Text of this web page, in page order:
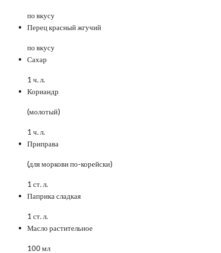
по вкусу
Перец красный жгучий
по вкусу
Сахар
1 ч. л.
Кориандр
(молотый)
1 ч. л.
Приправа
(для моркови по-корейски)
1 ст. л.
Паприка сладкая
1 ст. л.
Масло растительное
100 мл